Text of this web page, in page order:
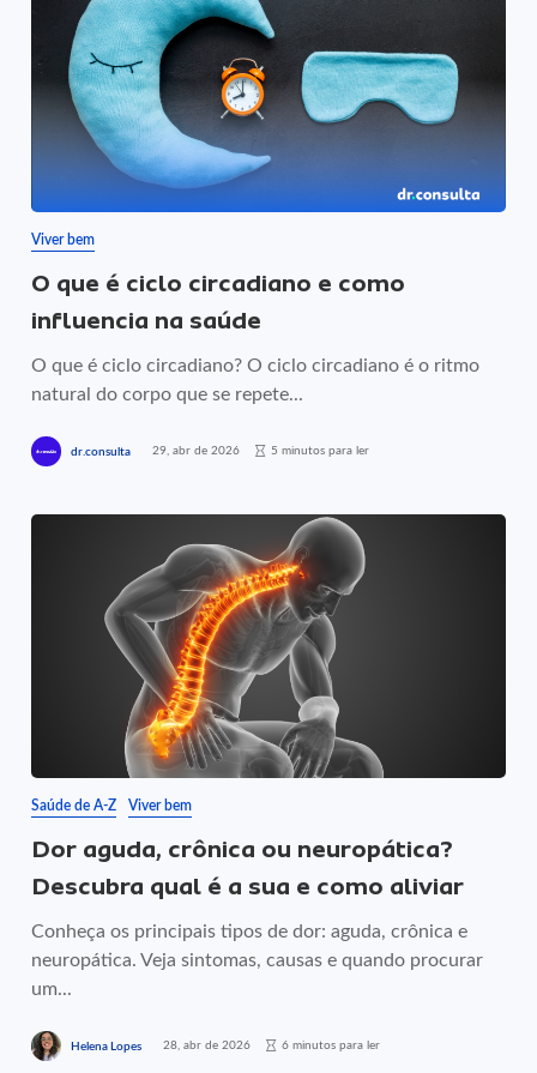
Viver bem
O que é ciclo circadiano e como
influencia na saúde
O que é ciclo circadiano? O ciclo circadiano é o ritmo
natural do corpo que se repete...
dr.consulta 29, abr de 2026 5 minutos para ler
Saúde de A-Z Viver bem
Dor aguda, crônica ou neuropática?
Descubra qual é a sua e como aliviar
Conheça os principais tipos de dor: aguda, crônica e
neuropática. Veja sintomas, causas e quando procurar
um...
Helena Lopes 28, abr de 2026 6 minutos para ler